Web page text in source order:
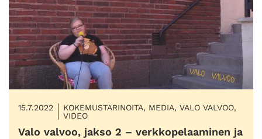
15.7.2022
KOKEMUSTARINOITA, MEDIA, VALO VALVOO,
VIDEO
Valo valvoo, jakso 2 – verkkopelaaminen ja